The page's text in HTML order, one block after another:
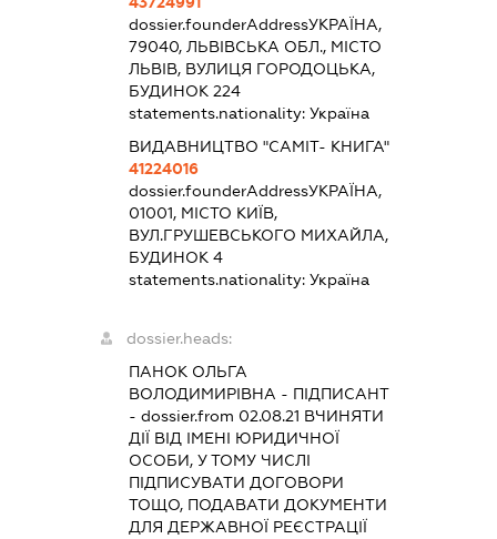
dossier.founderAddressУКРАЇНА,
79040, ЛЬВІВСЬКА ОБЛ., МІСТО
ЛЬВІВ, ВУЛИЦЯ ГОРОДОЦЬКА,
БУДИНОК 224
statements.nationality:Україна
ВИДАВНИЦТВО "САМІТ- КНИГА"
41224016
dossier.founderAddressУКРАЇНА,
01001, МІСТО КИЇВ,
ВУЛ.ГРУШЕВСЬКОГО МИХАЙЛА,
БУДИНОК 4
statements.nationality:Україна
dossier.heads:
ПАНОК ОЛЬГА
ВОЛОДИМИРІВНА - ПІДПИСАНТ
- dossier.from 02.08.21 ВЧИНЯТИ
ДІЇ ВІД ІМЕНІ ЮРИДИЧНОЇ
ОСОБИ, У ТОМУ ЧИСЛІ
ПІДПИСУВАТИ ДОГОВОРИ
ТОЩО, ПОДАВАТИ ДОКУМЕНТИ
ДЛЯ ДЕРЖАВНОЇ РЕЄСТРАЦІЇ